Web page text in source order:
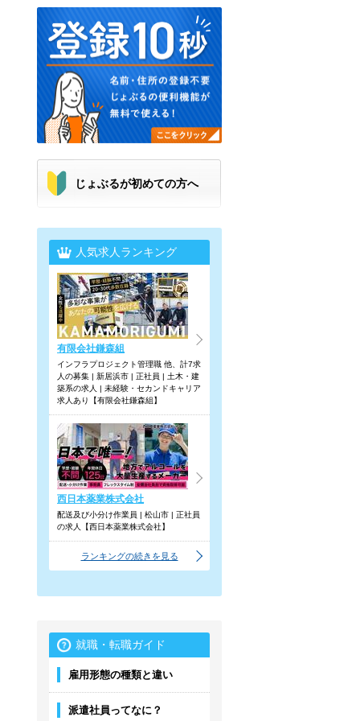
じょぶるが初めての方へ
人気求人ランキング
有限会社鎌森組
インフラプロジェクト管理職 他、計7求
人の募集 | 新居浜市 | 正社員 | 土木・建
築系の求人 | 未経験・セカンドキャリア
求人あり【有限会社鎌森組】
西日本薬業株式会社
配送及び小分け作業員 | 松山市 | 正社員
の求人【西日本薬業株式会社】
ランキングの続きを見る
就職・転職ガイド
雇用形態の種類と違い
派遣社員ってなに？